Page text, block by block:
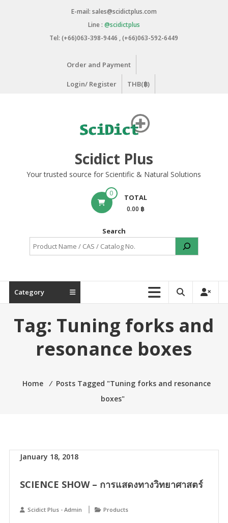
E-mail: sales@scidictplus.com
Line : @scidictplus
Tel: (+66)063-398-9446 , (+66)063-592-6449
Order and Payment
Login/ Register THB(฿)
Scidict Plus
Your trusted source for Scientific & Natural Solutions
0 TOTAL
0.00 ฿
Search
Category
Tag: Tuning forks and
resonance boxes
Home ⁄ Posts Tagged "Tuning forks and resonance
boxes"
January 18, 2018
SCIENCE SHOW – การแสดงทางวิทยาศาสตร์
Scidict Plus - Admin Products